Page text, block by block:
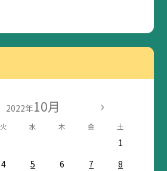
2022年10月
火 水 木 金 土
1
4 5 6 7
8